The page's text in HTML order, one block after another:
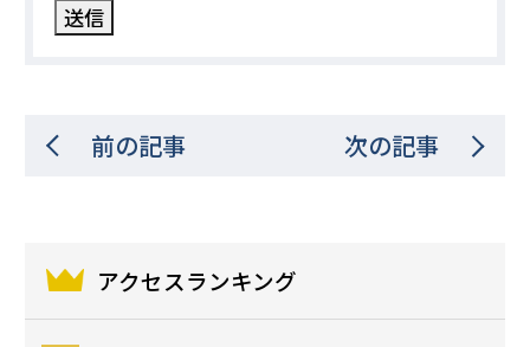
前の記事 次の記事
アクセスランキング